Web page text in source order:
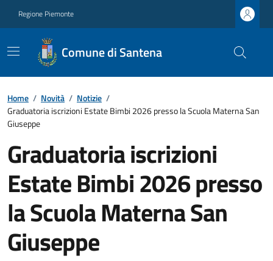
Regione Piemonte
Comune di Santena
Home / Novità / Notizie /
Graduatoria iscrizioni Estate Bimbi 2026 presso la Scuola Materna San
Giuseppe
Graduatoria iscrizioni
Estate Bimbi 2026 presso
la Scuola Materna San
Giuseppe